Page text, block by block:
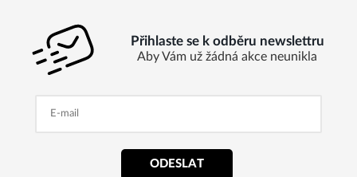
Přihlaste se k odběru newslettru
Aby Vám už žádná akce neunikla
ODESLAT